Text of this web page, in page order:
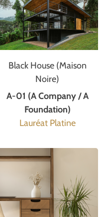
Black House (Maison
Noire)
A-01 (A Company / A
Foundation)
Lauréat Platine